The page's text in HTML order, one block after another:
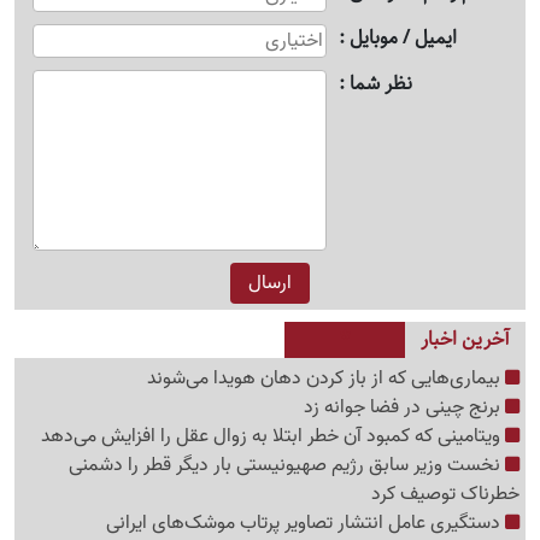
ایمیل / موبایل
نظر شما
آخرین اخبار
بیماری‌هایی که از باز کردن دهان هویدا می‌شوند
برنج چینی در فضا جوانه زد
ویتامینی که کمبود آن خطر ابتلا به زوال عقل را افزایش می‌دهد
نخست وزیر سابق رژیم صهیونیستی بار دیگر قطر را دشمنی
خطرناک توصیف کرد
دستگیری عامل انتشار تصاویر پرتاب موشک‌های ایرانی